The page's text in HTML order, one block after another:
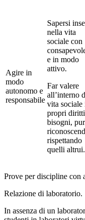
Agire in
modo
autonomo e
responsabile
Sapersi
nella vita
sociale con
e in modo
attivo.
Far valere
all’interno
vita sociale
propri
bisogni, pur
rispettando
quelli altrui.
Prove per discipline con
Relazione di laboratorio.
In assenza di un